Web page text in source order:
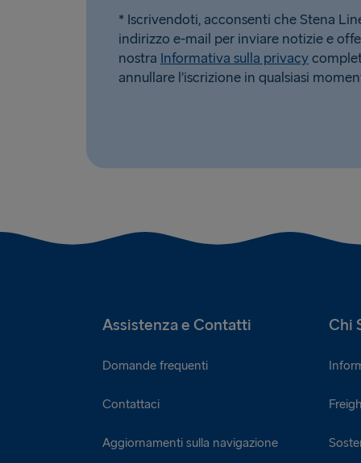
* Iscrivendoti, acconsenti che Stena
indirizzo e-mail per inviare notizie e
nostra Informativa sulla privacy
annullare l’iscrizione in qualsiasi
Assistenza e Contatti Chi
Domande frequenti
Contattaci
Aggiornamenti sulla navigazione